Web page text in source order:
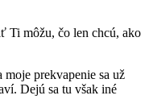
Ti môžu, čo len chcú, ako
prekvapenie sa už
Dejú sa tu však iné